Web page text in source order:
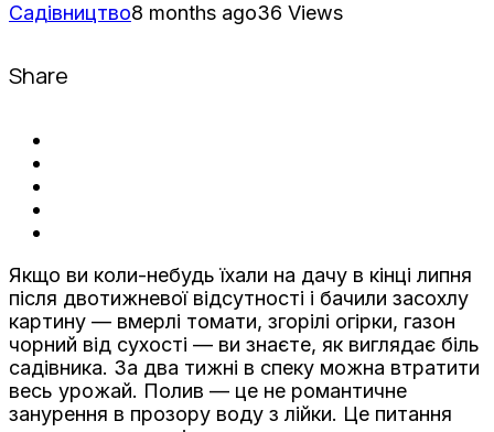
Садівництво8 months ago36 Views
Share
Якщо ви коли-небудь їхали на дачу в кінці липня
після двотижневої відсутності і бачили засохлу
картину — вмерлі томати, згорілі огірки, газон
чорний від сухості — ви знаєте, як виглядає біль
садівника. За два тижні в спеку можна втратити
весь урожай. Полив — це не романтичне
занурення в прозору воду з лійки. Це питання